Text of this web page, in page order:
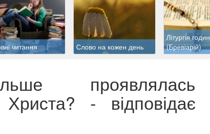
читання Слово на кожен день
Літургія годин
(Бревіарій)
проявлялась
Христа? - відповідає